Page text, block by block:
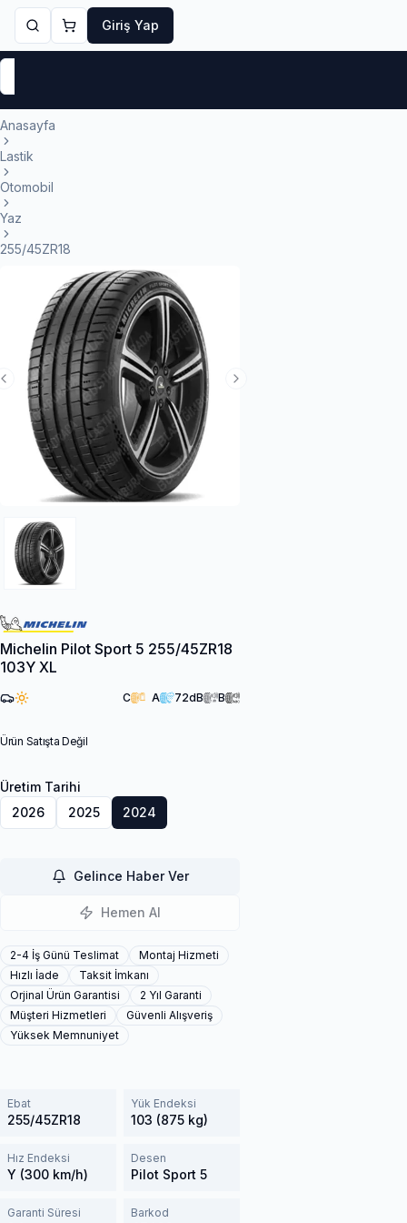
Giriş Yap
Anasayfa
Lastik
Otomobil
Yaz
255/45ZR18
Next Slide
Previous Slide
Michelin Pilot Sport 5 255/45ZR18
103Y XL
C A 72dB B
Ürün Satışta Değil
Üretim Tarihi
2026
2025 2024
Gelince Haber Ver
Hemen Al
2-4 İş Günü Teslimat
Montaj Hizmeti
Hızlı İade
Taksit İmkanı
Orjinal Ürün Garantisi
2 Yıl Garanti
Müşteri Hizmetleri
Güvenli Alışveriş
Yüksek Memnuniyet
Ebat
255/45ZR18
Yük Endeksi
103 (875 kg)
Hız Endeksi
Y (300 km/h)
Desen
Pilot Sport 5
Garanti Süresi Barkod